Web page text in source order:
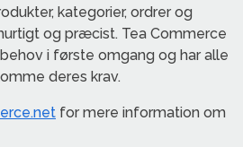
kategorier, ordrer og
og præcist. Tea Commerce
i første omgang og har alle
deres krav.
for mere information om